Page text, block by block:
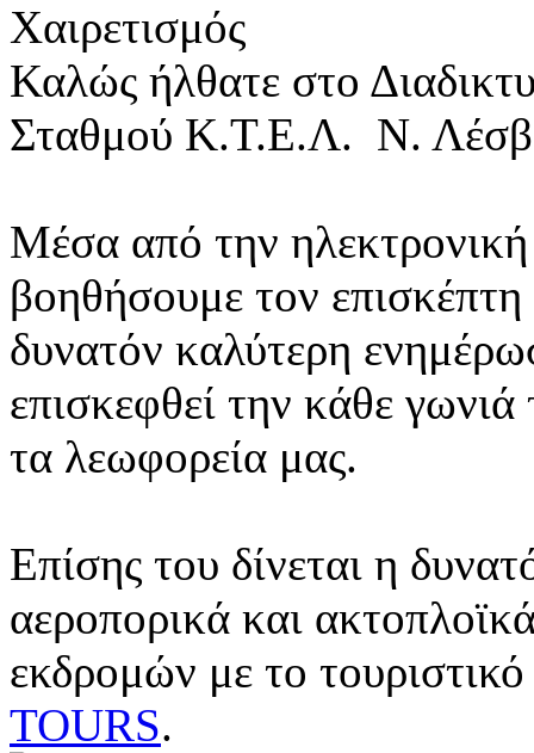
Χαιρετισμός
Καλώς ήλθατε στο
Σταθμού Κ.Τ.Ε.Λ. Ν.
Μέσα από την ηλεκτρονική
βοηθήσουμε τον
δυνατόν καλύτερη
επισκεφθεί την κάθε
τα λεωφορεία μας.
Επίσης του δίνεται η
αεροπορικά και
εκδρομών με το
TOURS.